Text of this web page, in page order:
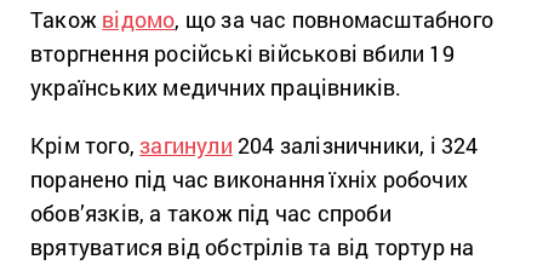
Також відомо, що за час повномасштабного
вторгнення російські військові вбили 19
українських медичних працівників.
Крім того,загинули 204 залізничники, і 324
поранено під час виконання їхніх робочих
обов’язків, а також під час спроби
врятуватися від обстрілів та від тортур на